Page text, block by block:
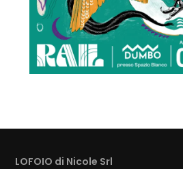
LOFOIO di Nicole Srl